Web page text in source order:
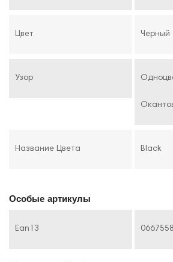
Цвет Черный
Узор
Название Цвета Black
Особые артикулы
Ean13